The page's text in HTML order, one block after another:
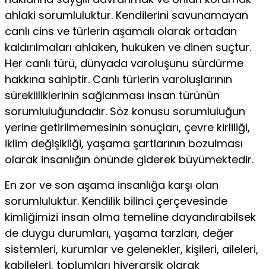
ahlaki sorumluluktur. Kendilerini savunamayan
canlı cins ve türlerin aşamalı olarak ortadan
kaldırılmaları ahlaken, hukuken ve dinen suçtur.
Her canlı türü, dünyada varoluşunu sürdürme
hakkına sahiptir. Canlı türlerin varoluşlarının
sürekliliklerinin sağlanması insan türünün
sorumluluğundadır. Söz konusu sorumluluğun
yerine getirilmemesinin sonuçları, çevre kirliliği,
iklim değişikliği, yaşama şartlarının bozulması
olarak insanlığın önünde giderek büyümektedir.
En zor ve son aşama insanlığa karşı olan
sorumluluktur. Kendilik bilinci çerçevesinde
kimliğimizi insan olma temeline dayandırabilsek
de duygu durumları, yaşama tarzları, değer
sistemleri, kurumlar ve gelenekler, kişileri, aileleri,
kabileleri, toplumları hiyerarşik olarak